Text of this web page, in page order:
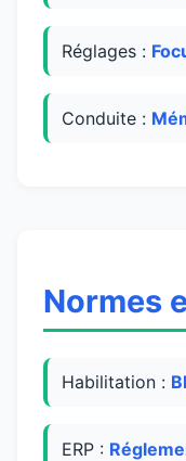
Réglages :
Conduite :
Normes
Habilitation :
ERP :